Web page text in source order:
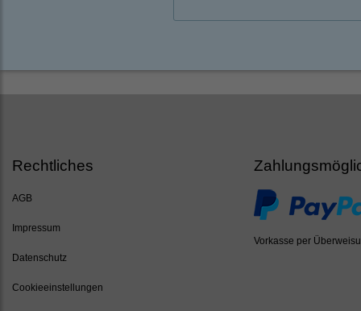
Rechtliches
AGB
Impressum
Datenschutz
Cookieeinstellungen
Vorkasse per